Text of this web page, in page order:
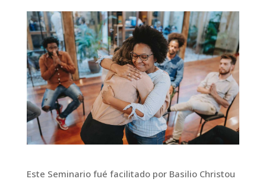
Este Seminario fué facilitado por Basilio Christou